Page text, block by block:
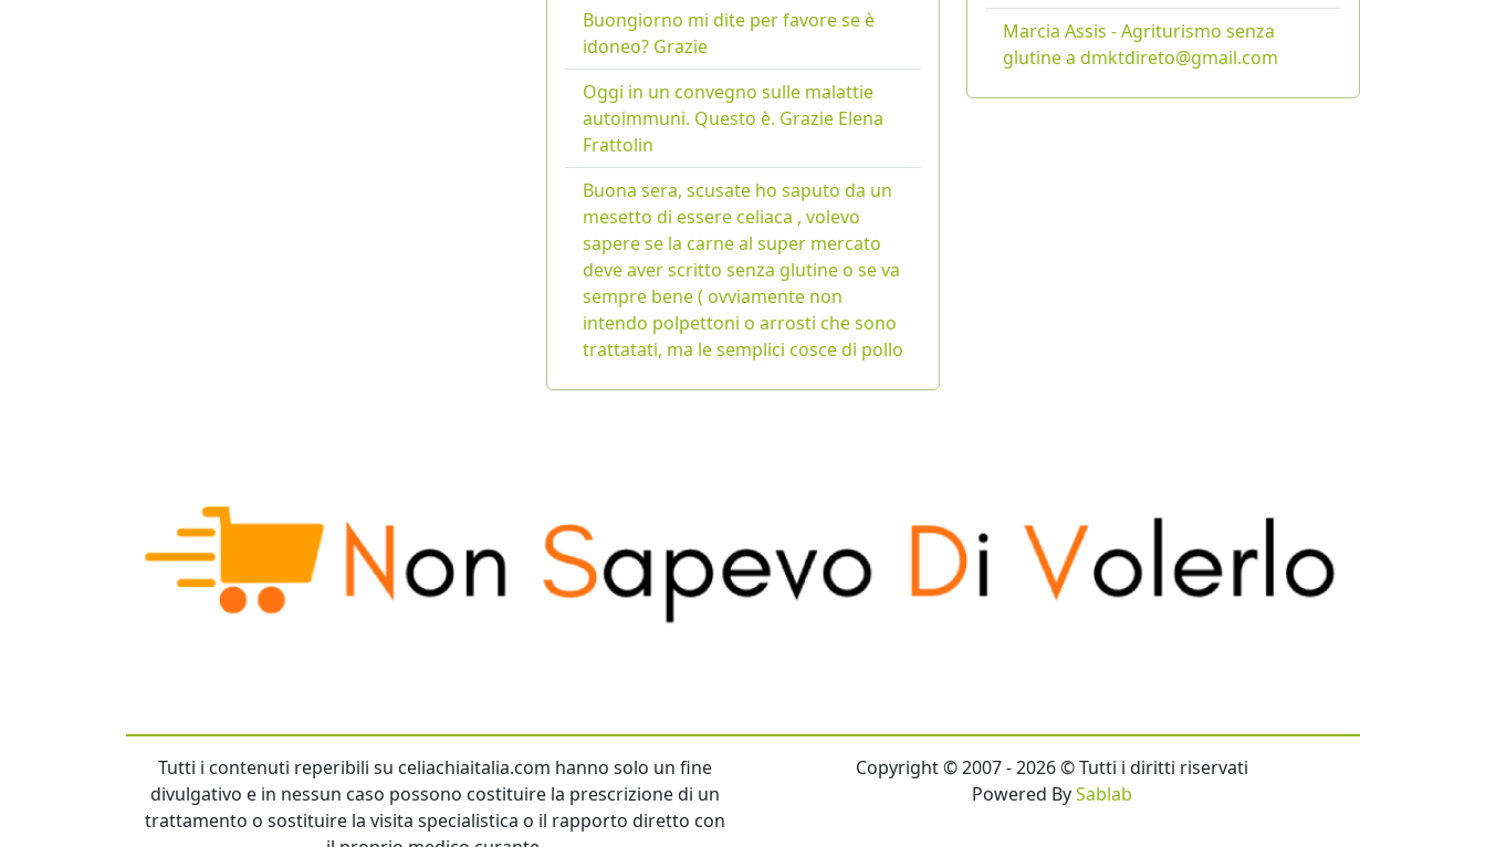
Buongiorno mi dite per favore se è
idoneo? Grazie
Oggi in un convegno sulle malattie
autoimmuni. Questo è. Grazie Elena
Frattolin
Buona sera, scusate ho saputo da un
mesetto di essere celiaca , volevo
sapere se la carne al super mercato
deve aver scritto senza glutine o se va
sempre bene ( ovviamente non
intendo polpettoni o arrosti che sono
trattatati, ma le semplici cosce di pollo
Marcia Assis - Agriturismo senza
glutine a dmktdireto@gmail.com
Tutti i contenuti reperibili su celiachiaitalia.com hanno solo un fine
divulgativo e in nessun caso possono costituire la prescrizione di un
trattamento o sostituire la visita specialistica o il rapporto diretto con
Copyright © 2007 - 2026 © Tutti i diritti riservati
Powered BySablab